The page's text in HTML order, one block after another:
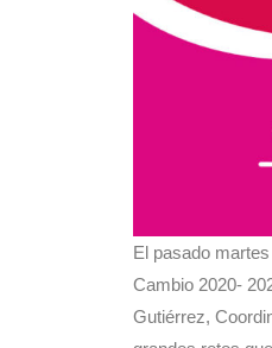
El pasado
Cambio 2020-
Gutiérrez,